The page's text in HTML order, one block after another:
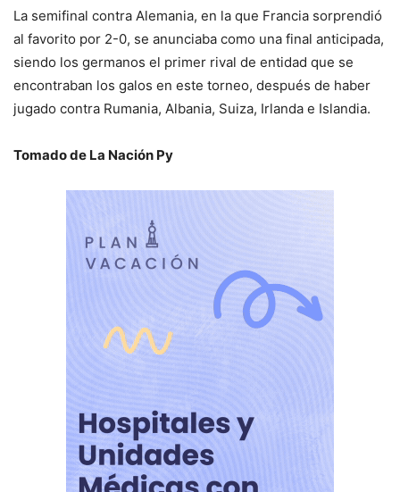
La semifinal contra Alemania, en la que Francia sorprendió
al favorito por 2-0, se anunciaba como una final anticipada,
siendo los germanos el primer rival de entidad que se
encontraban los galos en este torneo, después de haber
jugado contra Rumania, Albania, Suiza, Irlanda e Islandia.
Tomado de La Nación Py